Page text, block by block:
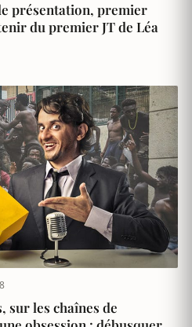
présentation, premier
du premier JT de Léa
sur les chaînes de